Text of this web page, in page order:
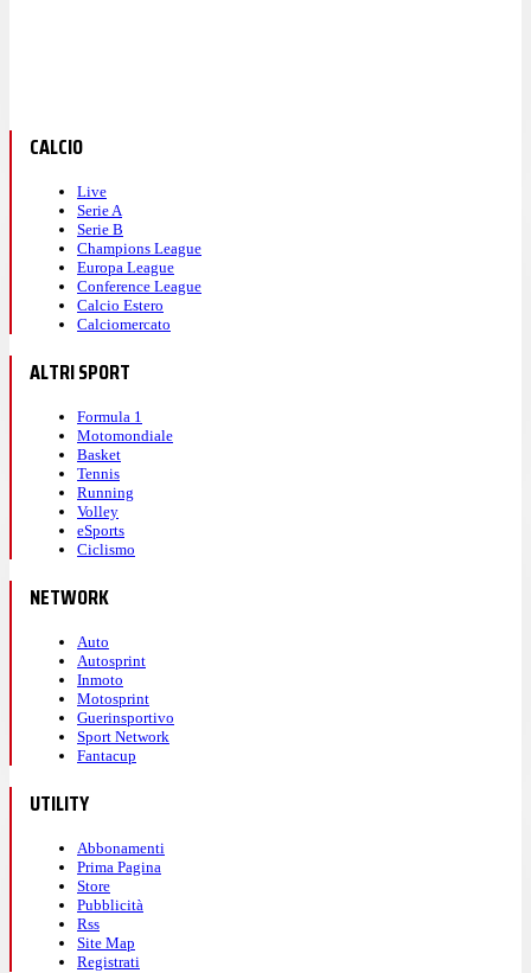
CALCIO
Live
Serie A
Serie B
Champions League
Europa League
Conference League
Calcio Estero
Calciomercato
ALTRI SPORT
Formula 1
Motomondiale
Basket
Tennis
Running
Volley
eSports
Ciclismo
NETWORK
Auto
Autosprint
Inmoto
Motosprint
Guerinsportivo
Sport Network
Fantacup
UTILITY
Abbonamenti
Prima Pagina
Store
Pubblicità
Rss
Site Map
Registrati